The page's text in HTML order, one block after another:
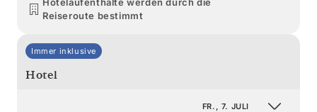
Reiseroute bestimmt
Immer inklusive
Hotel
FR., 7. JULI